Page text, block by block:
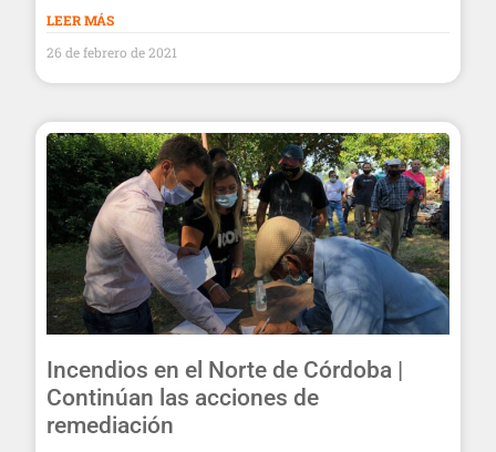
LEER MÁS
26 de febrero de 2021
Incendios en el Norte de Córdoba |
Continúan las acciones de
remediación